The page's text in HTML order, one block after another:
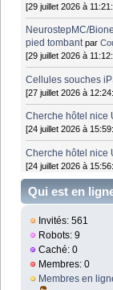
[29 juillet 2026 à
NeurostepMC/
pied tombant par
[29 juillet 2026 à
Cellules souches
[27 juillet 2026 à
Cherche hôtel nice
[24 juillet 2026 à
Cherche hôtel nice
[24 juillet 2026 à
Qui est en
Invités: 561
Robots: 9
Caché: 0
Membres: 0
Membres en